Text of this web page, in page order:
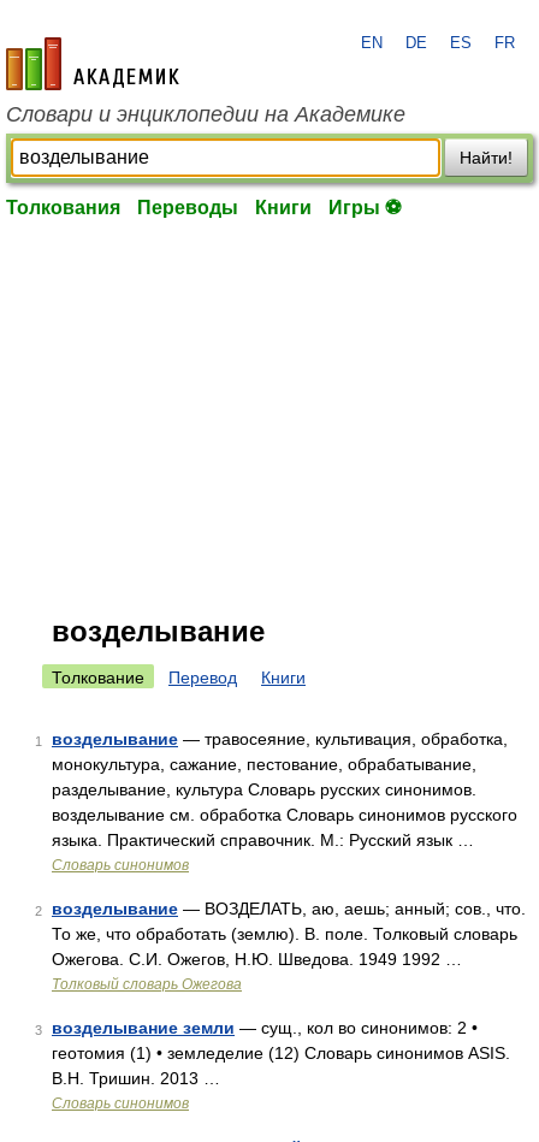
academic.ru
EN DE ES FR
Словари и энциклопедии на Академике
Найти!
Толкования Переводы Книги Игры ⚽
возделывание
Толкование Перевод Книги
1 возделывание — травосеяние, культивация, обработка,
монокультура, сажание, пестование, обрабатывание,
разделывание, культура Словарь русских синонимов.
возделывание см. обработка Словарь синонимов русского
языка. Практический справочник. М.: Русский язык …
Словарь синонимов
2 возделывание — ВОЗДЕЛАТЬ, аю, аешь; анный; сов., что.
То же, что обработать (землю). В. поле. Толковый словарь
Ожегова. С.И. Ожегов, Н.Ю. Шведова. 1949 1992 …
Толковый словарь Ожегова
3 возделывание земли — сущ., кол во синонимов: 2 •
геотомия (1) • земледелие (12) Словарь синонимов ASIS.
В.Н. Тришин. 2013 …
Словарь синонимов